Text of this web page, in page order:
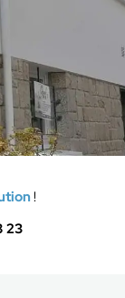
!
23